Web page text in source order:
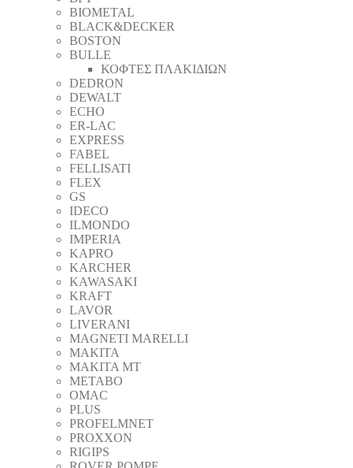
BIOMETAL
BLACK&DECKER
BOSTON
BULLE
ΚΟΦΤΕΣ ΠΛΑΚΙΔΙΩΝ
DEDRON
DEWALT
ECHO
ER-LAC
EXPRESS
FABEL
FELLISATI
FLEX
GS
IDECO
ILMONDO
IMPERIA
KAPRO
KARCHER
KAWASAKI
KRAFT
LAVOR
LIVERANI
MAGNETI MARELLI
MAKITA
MAKITA MT
METABO
OMAC
PLUS
PROFELMNET
PROXXON
RIGIPS